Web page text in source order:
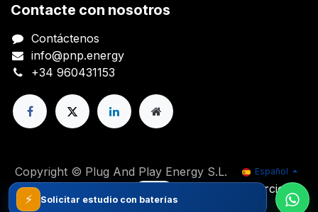
Contacte con nosotros
Contáctenos
info@pnp.energy
+34 960431153
Copyright © Plug And Play Energy S.L. Español
Con tecnología de
Comercio
electrónico de código abierto
⚡ Solicitar estudio con baterías